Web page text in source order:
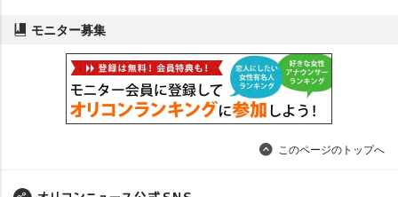
モニター募集
このページのトップへ